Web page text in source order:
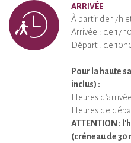
ARRIVÉE
À partir de 17h
Arrivée : de
Départ : de
Pour la haute
inclus) :
Heures
Heures de
ATTENTION :
(créneau de